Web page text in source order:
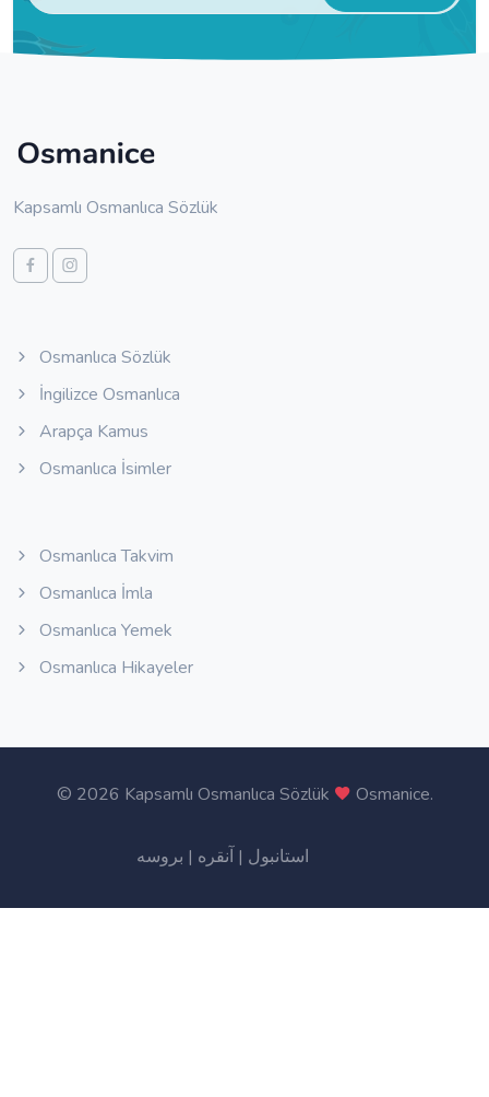
Kapsamlı Osmanlıca Sözlük
Osmanlıca Sözlük
İngilizce Osmanlıca
Arapça Kamus
Osmanlıca İsimler
Osmanlıca Takvim
Osmanlıca İmla
Osmanlıca Yemek
Osmanlıca Hikayeler
© 2026 Kapsamlı Osmanlıca Sözlük Osmanice.
استانبول | آنقره | بروسه